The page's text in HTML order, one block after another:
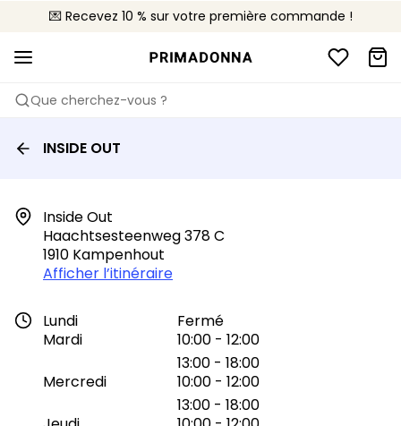
💌 Recevez 10 % sur votre première commande !
🚚 Livraison gratuite à partir de 90€
📦 Retours gratuits
Que cherchez-vous ?
INSIDE OUT
Inside Out
Haachtsesteenweg 378 C
1910 Kampenhout
Afficher l’itinéraire
Lundi
Fermé
Mardi
10:00 - 12:00
13:00 - 18:00
Mercredi
10:00 - 12:00
13:00 - 18:00